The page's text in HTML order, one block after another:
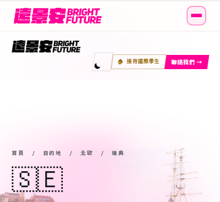
🏠 接待國際學生 聯絡我們 →
首頁 / 目的地 /北歐 / 瑞典
🇸🇪